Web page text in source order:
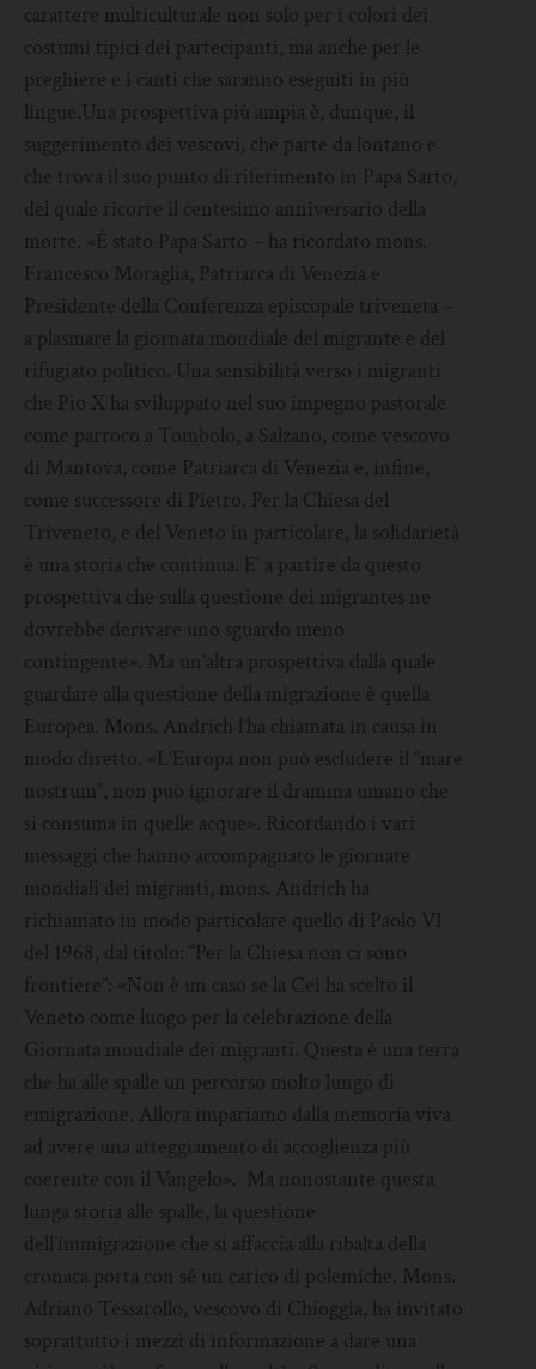
carattere multiculturale non solo per i colori dei
costumi tipici dei partecipanti, ma anche per le
preghiere e i canti che saranno eseguiti in più
lingue.Una prospettiva più ampia è, dunque, il
suggerimento dei vescovi, che parte da lontano e
che trova il suo punto di riferimento in Papa Sarto,
del quale ricorre il centesimo anniversario della
morte. «È stato Papa Sarto – ha ricordato mons.
Francesco Moraglia, Patriarca di Venezia e
Presidente della Conferenza episcopale triveneta –
a plasmare la giornata mondiale del migrante e del
rifugiato politico. Una sensibilità verso i migranti
che Pio X ha sviluppato nel suo impegno pastorale
come parroco a Tombolo, a Salzano, come vescovo
di Mantova, come Patriarca di Venezia e, infine,
come successore di Pietro. Per la Chiesa del
Triveneto, e del Veneto in particolare, la solidarietà
è una storia che continua. E’ a partire da questo
prospettiva che sulla questione dei migrantes ne
dovrebbe derivare uno sguardo meno
contingente». Ma un’altra prospettiva dalla quale
guardare alla questione della migrazione è quella
Europea. Mons. Andrich l’ha chiamata in causa in
modo diretto. «L’Europa non può escludere il “mare
nostrum”, non può ignorare il dramma umano che
si consuma in quelle acque». Ricordando i vari
messaggi che hanno accompagnato le giornate
mondiali dei migranti, mons. Andrich ha
richiamato in modo particolare quello di Paolo VI
del 1968, dal titolo: “Per la Chiesa non ci sono
frontiere”: «Non è un caso se la Cei ha scelto il
Veneto come luogo per la celebrazione della
Giornata mondiale dei migranti. Questa è una terra
che ha alle spalle un percorso molto lungo di
emigrazione. Allora impariamo dalla memoria viva
ad avere una atteggiamento di accoglienza più
coerente con il Vangelo». Ma nonostante questa
lunga storia alle spalle, la questione
dell’immigrazione che si affaccia alla ribalta della
cronaca porta con sé un carico di polemiche. Mons.
Adriano Tessarollo, vescovo di Chioggia, ha invitato
soprattutto i mezzi di informazione a dare una